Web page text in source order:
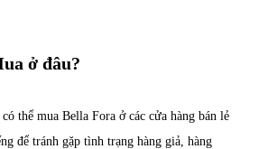
ở đâu?
thể mua Bella Fora ở các cửa hàng bán lẻ
để tránh gặp tình trạng hàng giả, hàng